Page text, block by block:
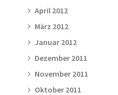
April 2012
März 2012
Januar 2012
Dezember 2011
November 2011
Oktober 2011